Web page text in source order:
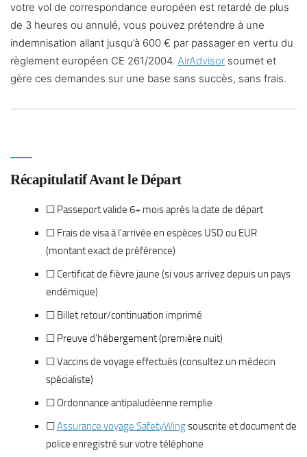
votre vol de correspondance européen est retardé de plus
de 3 heures ou annulé, vous pouvez prétendre à une
indemnisation allant jusqu’à 600 € par passager en vertu du
règlement européen CE 261/2004. AirAdvisor soumet et
gère ces demandes sur une base sans succès, sans frais.
Récapitulatif Avant le Départ
☐ Passeport valide 6+ mois après la date de départ
☐ Frais de visa à l’arrivée en espèces USD ou EUR
(montant exact de préférence)
☐ Certificat de fièvre jaune (si vous arrivez depuis un pays
endémique)
☐ Billet retour/continuation imprimé
☐ Preuve d’hébergement (première nuit)
☐ Vaccins de voyage effectués (consultez un médecin
spécialiste)
☐ Ordonnance antipaludéenne remplie
☐Assurance voyage SafetyWingsouscrite et document de
police enregistré sur votre téléphone